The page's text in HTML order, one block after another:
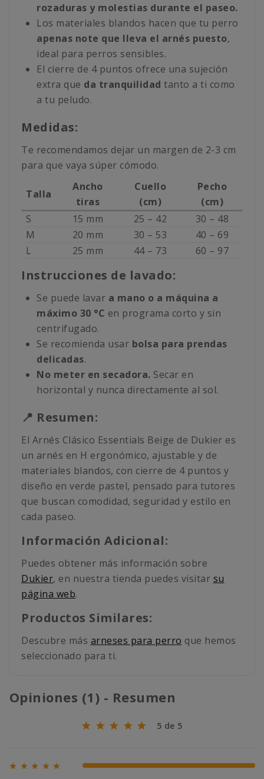
rozaduras y molestias durante el paseo.
Los materiales blandos hacen que tu perro
apenas note que lleva el arnés puesto,
ideal para perros sensibles.
El cierre de 4 puntos ofrece una sujeción
extra que da tranquilidad tanto a ti como
a tu peludo.
Medidas:
Te recomendamos dejar un margen de 2-3 cm
para que vaya súper cómodo.
Talla
Ancho
tiras
Cuello
(cm)
Pecho
(cm)
S
15 mm 25 – 42
30 – 48
M
20 mm 30 – 53
40 – 69
L
25 mm 44 – 73 60 – 97
Instrucciones de lavado:
Se puede lavar a mano o a máquina a
máximo 30 °C en programa corto y sin
centrifugado.
Se recomienda usar bolsa para prendas
delicadas.
No meter en secadora. Secar en
horizontal y nunca directamente al sol.
📍 Resumen:
El Arnés Clásico Essentials Beige de Dukier es
un arnés en H ergonómico, ajustable y de
materiales blandos, con cierre de 4 puntos y
diseño en verde pastel, pensado para tutores
que buscan comodidad, seguridad y estilo en
cada paseo.
Información Adicional:
Puedes obtener más información sobre
Dukier, en nuestra tienda puedes visitar su
página web.
Productos Similares:
Descubre más arneses para perro que hemos
seleccionado para ti.
Opiniones (1) - Resumen
5 de 5
     100% (1)